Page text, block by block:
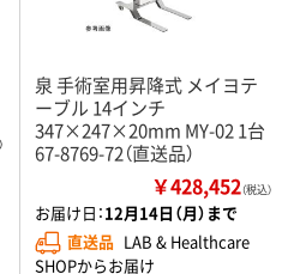
泉 手術室用昇降式 メイヨテ
ーブル 14インチ
347×247×20mm MY-02 1台
67-8769-72（直送品）
￥428,452（税込）
お届け日：12月14日（月）まで
直送品 LAB & Healthcare
SHOPからお届け